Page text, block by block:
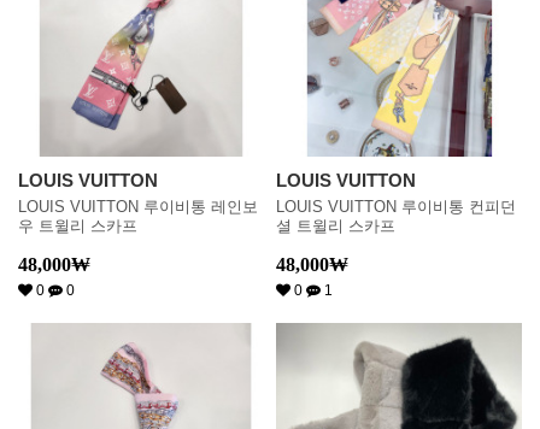
LOUIS VUITTON
LOUIS VUITTON 루이비통 레인보
우 트윌리 스카프
48,000₩
0 0
LOUIS VUITTON
LOUIS VUITTON 루이비통 컨피던
셜 트윌리 스카프
48,000₩
0 1